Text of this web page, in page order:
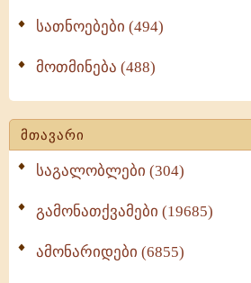
სათნოებები (494)
მოთმინება (488)
მთავარი
საგალობლები (304)
გამონათქვამები (19685)
ამონარიდები (6855)